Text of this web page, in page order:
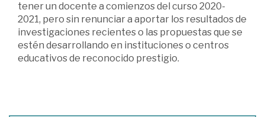
tener un docente a comienzos del curso 2020-
2021, pero sin renunciar a aportar los resultados de
investigaciones recientes o las propuestas que se
estén desarrollando en instituciones o centros
educativos de reconocido prestigio.